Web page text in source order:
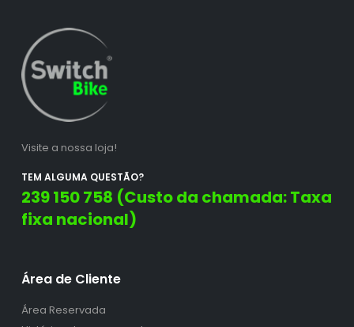
Visite a nossa loja!
TEM ALGUMA QUESTÃO?
239 150 758 (Custo da chamada: Taxa
fixa nacional)
Área de Cliente
Área Reservada